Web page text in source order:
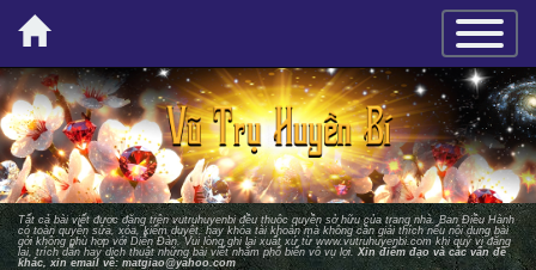
×
Tất cả bài viết được đăng trên vutruhuyenbi đều thuộc quyền sở hữu của trang nhà. Ban Ðiều Hành
có toàn quyền sửa, xóa, kiểm duyệt, hay khóa tài khoản mà không cần giải thích nếu nội dung bài
gởi không phù hợp với Diễn Ðàn. Vui lòng ghi lại xuất xứ từwww.vutruhuyenbi.comkhi quý vị đăng
lại, trích dẫn hay dịch thuật những bài viết nhằm phổ biến vô vụ lợi. Xin điểm đạo và các vấn đề
khác, xin email về: matgiao@yahoo.com